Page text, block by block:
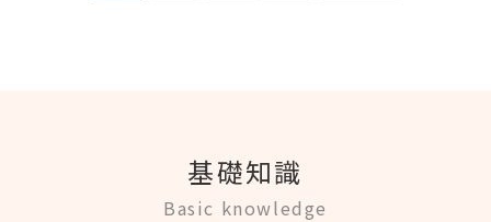
基礎知識
Basic knowledge